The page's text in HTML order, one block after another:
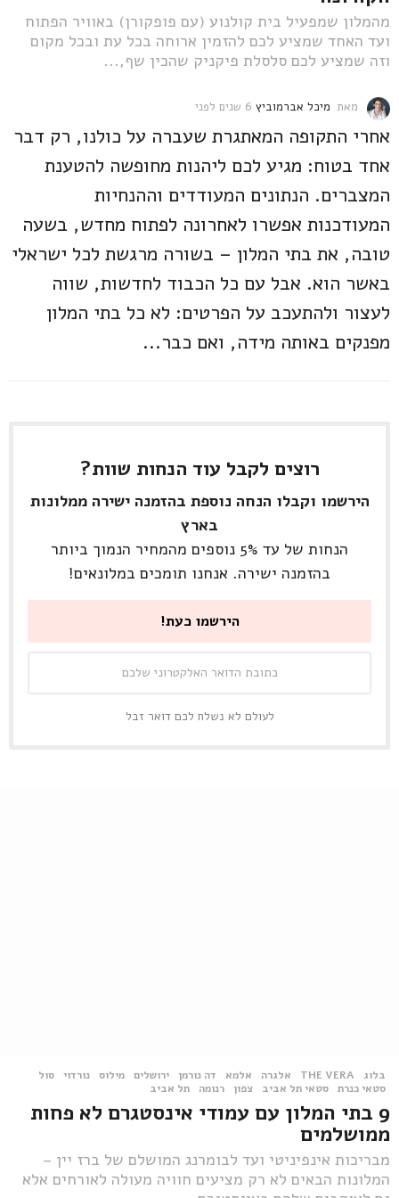
מהמלון שמפעיל בית קולנוע (עם פופקורן) באוויר הפתוח
ועד האחד שמציע לכם להזמין ארוחה בכל עת ובכל מקום
וזה שמציע לכם סלסלת פיקניק שהכין שף,...
מאת מיכל אברמוביץ 6 שנים לפני
נ
ם
ל
נ
אחרי התקופה המאתגרת שעברה על כולנו, רק דבר
אחד בטוח: מגיע לכם ליהנות מחופשה להטענת
המצברים. הנתונים המעודדים וההנחיות
המעודכנות אפשרו לאחרונה לפתוח מחדש, בשעה
טובה, את בתי המלון – בשורה מרגשת לכל ישראלי
באשר הוא. אבל עם כל הכבוד לחדשות, שווה
לעצור ולהתעכב על הפרטים: לא כל בתי המלון
מפנקים באותה מידה, ואם כבר...
רוצים לקבל עוד הנחות שוות?
הירשמו וקבלו הנחה נוספת בהזמנה ישירה ממלונות
בארץ
הנחות של עד 5% נוספים מהמחיר הנמוך ביותר
בהזמנה ישירה. אנחנו תומכים במלונאים!
לעולם לא נשלח לכם דואר זבל
בלוג THE VERA
,
אלגרה ,
אלמא ,
דה נורמן ,
ירושלים ,
מילוס ,
נורדוי ,
סול
סטאי כנרת
,
סטאי תל אביב ,
צפון ,
רנומה ,
תל אביב
9 בתי המלון עם עמודי אינסטגרם לא פחות
ממושלמים
מבריכות אינפיניטי ועד לבומרנג המושלם של ברז יין –
המלונות הבאים לא רק מציעים חוויה מעולה לאורחים אלא